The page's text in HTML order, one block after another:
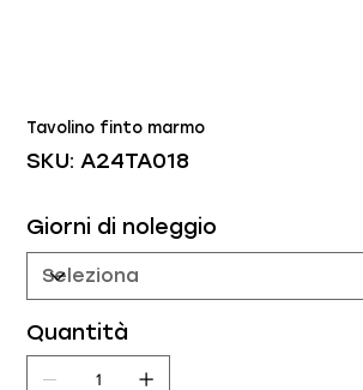
Tavolino finto marmo
SKU:
SKU
A24TA018
A24TA018
Giorni di noleggio
Quantità